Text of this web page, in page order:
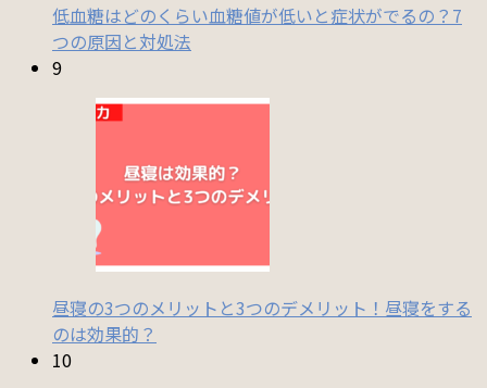
低血糖はどのくらい血糖値が低いと症状がでるの？7
つの原因と対処法
9
昼寝の3つのメリットと3つのデメリット！昼寝をする
のは効果的？
10